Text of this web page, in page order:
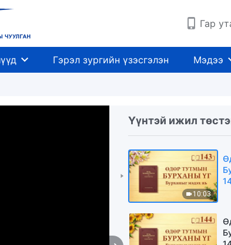
Гар
Гэрэл зургийн үзэсгэлэн Мэдээ
Үүнтэй ижил
10:03